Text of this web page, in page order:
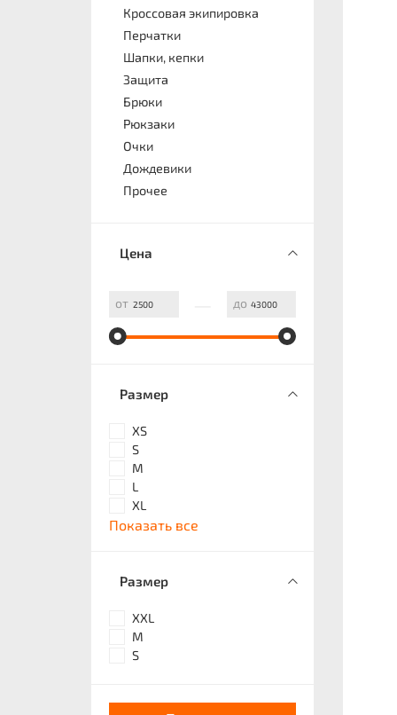
Кроссовая экипировка
Перчатки
Шапки, кепки
Защита
Брюки
Рюкзаки
Очки
Дождевики
Прочее
Цена
от до
Размер
XS
S
M
L
XL
Показать все
Размер
XXL
M
S